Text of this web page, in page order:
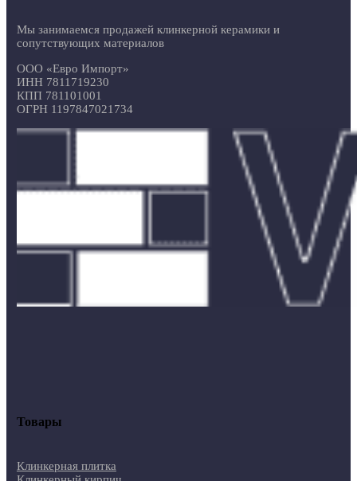
Мы занимаемся продажей клинкерной керамики и
сопутствующих материалов
ООО «Евро Импорт»
ИНН 7811719230
КПП 781101001
ОГРН 1197847021734
Товары
Клинкерная плитка